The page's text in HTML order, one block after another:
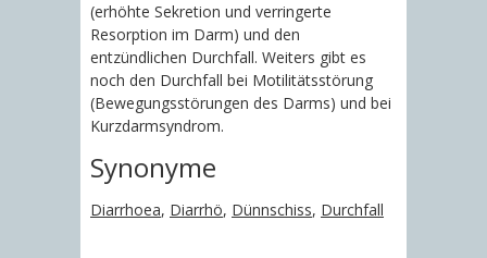
(erhöhte Sekretion und verringerte
Resorption im Darm) und den
entzündlichen Durchfall. Weiters gibt es
noch den Durchfall bei Motilitätsstörung
(Bewegungsstörungen des Darms) und bei
Kurzdarmsyndrom.
Synonyme
Diarrhoea, Diarrhö, Dünnschiss, Durchfall